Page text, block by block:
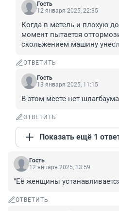
Гость
12 января 2025, 22:35
Когда в метель и плохую
момент пытается
скольжением машину
ОТВЕТИТЬ
Гость
13 января 2025, 11:15
В этом месте нет шлагбаума
ОТВЕТИТЬ
Показать ещё 1
Гость
12 января 2025, 13:59
"Её женщины
ОТВЕТИТЬ